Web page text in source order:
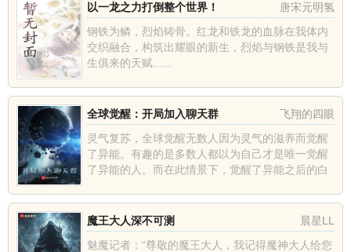
唐宋元明氢
以一龙之力打倒整个世界！
钢铁为鳞，烈焰铸骨。红龙和铁龙的血脉在我体内
交织融合，构筑出耀眼的新生，烈焰与钢铁是我与
生俱来的天赋......
飞翔的四眼
全球觉醒：开局加入聊天群
灵气复苏，全球觉醒无数人因为灵气的滋养而觉醒
了异能。有趣的是多数人都以为自己才是唯一觉醒
了异能的人。而在此情景下，觉醒了异能之后的白
在看到其他觉醒了异能的路...
晨星LL
魔王大人深不可测
魅魔记者：“尊敬的魔王大人，我记得魔神大人给您